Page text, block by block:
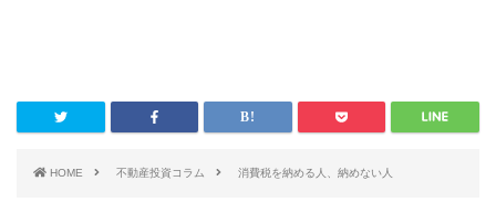
HOME 不動産投資コラム 消費税を納める人、納めない人